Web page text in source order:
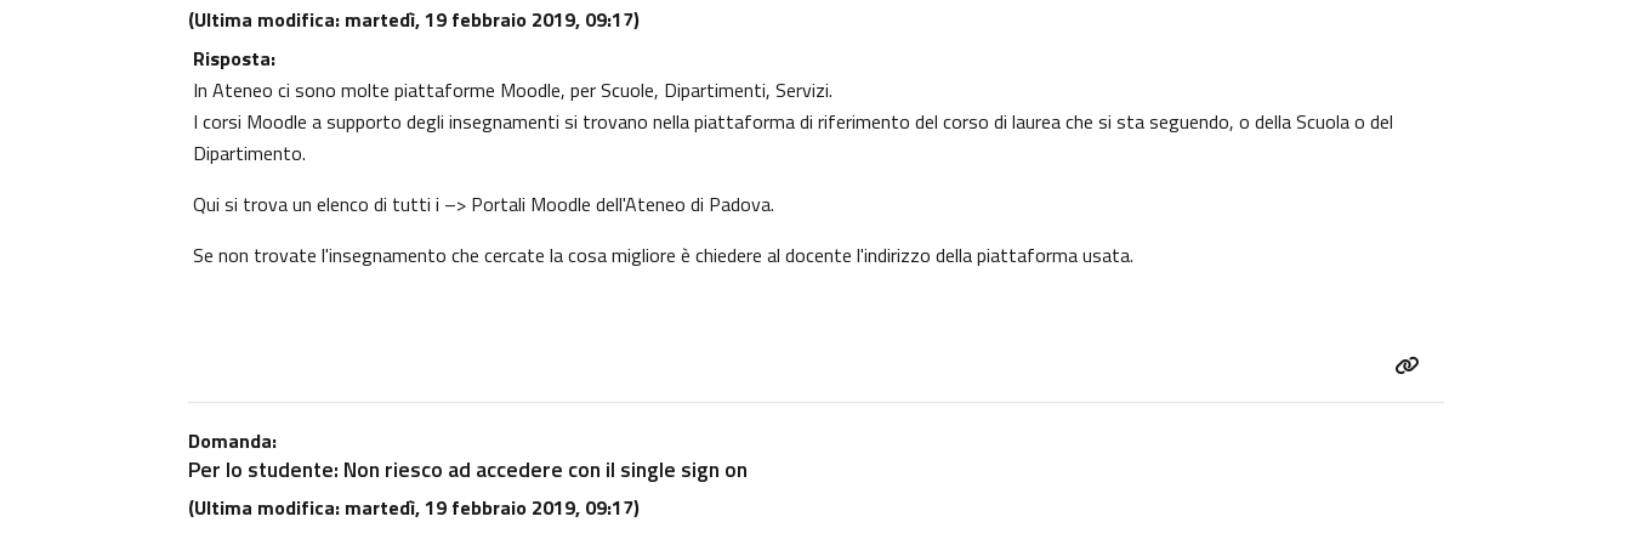
(Ultima modifica: martedì, 19 febbraio 2019, 09:17)
Risposta:
In Ateneo ci sono molte piattaforme Moodle, per Scuole, Dipartimenti, Servizi.
I corsi Moodle a supporto degli insegnamenti si trovano nella piattaforma di riferimento del corso di laurea che si sta seguendo, o della Scuola o del
Dipartimento.
Qui si trova un elenco di tutti i –> Portali Moodle dell'Ateneo di Padova.
Se non trovate l'insegnamento che cercate la cosa migliore è chiedere al docente l'indirizzo della piattaforma usata.
Domanda:
Per lo studente: Non riesco ad accedere con il single sign on
(Ultima modifica: martedì, 19 febbraio 2019, 09:17)